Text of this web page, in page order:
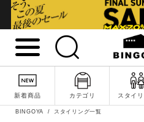
新着商品 カテゴリ スタイ
詳
BINGOYA スタイリング一覧